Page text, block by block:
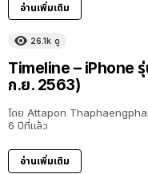
อ่านเพิ่มเติม
26.1k ดู
Timeline – iPhone
ก.ย. 2563)
โดย Attapon
6 ปีที่แล้ว
อ่านเพิ่มเติม